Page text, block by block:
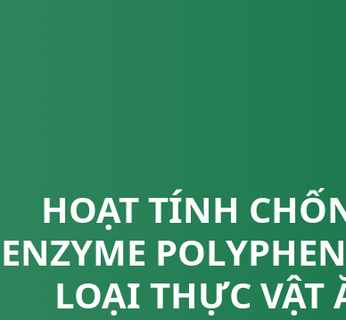
HOẠT TÍNH
ENZYME
LOẠI THỰC